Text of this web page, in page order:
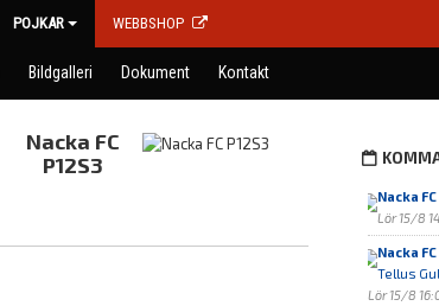
POJKAR WEBBSHOP
Bildgalleri Dokument Kontakt
Nacka FC
P12S3
Nacka FC
Lör 15/8
Nacka FC
Tellus
Lör 15/8